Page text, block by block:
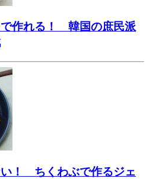
作れる！ 韓国の庶民派
！ ちくわぶで作るジェ